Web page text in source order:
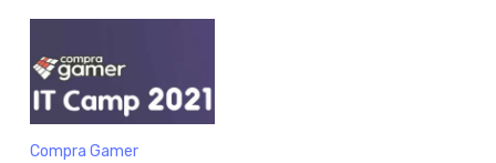
Compra Gamer